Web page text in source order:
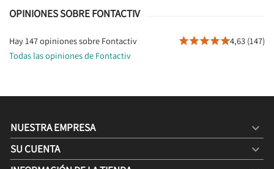
OPINIONES SOBRE FONTACTIV
Hay 147 opiniones sobre Fontactiv 4,63 (147)
Todas las opiniones de Fontactiv
NUESTRA EMPRESA 
SU CUENTA 